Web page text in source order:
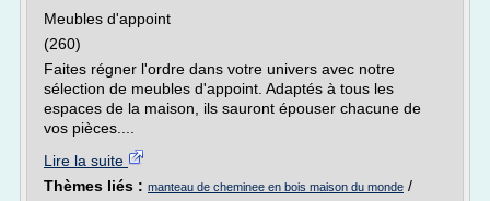
Meubles d'appoint
(260)
Faites régner l'ordre dans votre univers avec notre
sélection de meubles d'appoint. Adaptés à tous les
espaces de la maison, ils sauront épouser chacune de
vos pièces....
Lire la suite
Thèmes liés : manteau de cheminee en bois maison du monde /